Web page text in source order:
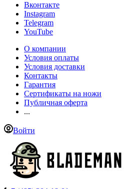
Вконтакте
Instagram
Telegram
YouTube
О компании
Условия оплаты
Условия доставки
Контакты
Гарантия
Сертификаты на ножи
Публичная оферта
...
Войти